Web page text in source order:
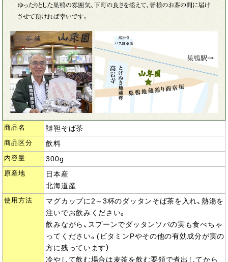
商品名 韃靼そば茶
商品区分 飲料
内容量 300g
原産地
日本産
北海道産
使用方法
マグカップに2～3杯のダッタンそば茶を入れ、熱湯を
注いでお飲みください。
飲みながら、スプーンでダッタンソバの実も食べちゃ
ってください。(ビタミンPやその他の有効成分が実の
方に残っています）
冷やして飲む場合は麦茶を飲む要領で煮出してから